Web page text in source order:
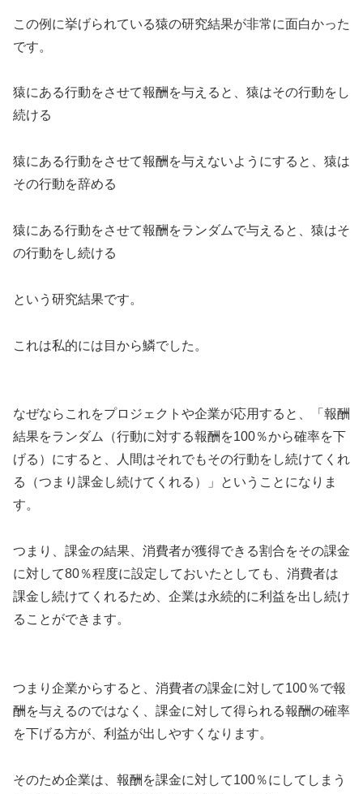
この例に挙げられている猿の研究結果が非常に面白かった
です。
猿にある行動をさせて報酬を与えると、猿はその行動をし
続ける
猿にある行動をさせて報酬を与えないようにすると、猿は
その行動を辞める
猿にある行動をさせて報酬をランダムで与えると、猿はそ
の行動をし続ける
という研究結果です。
これは私的には目から鱗でした。
なぜならこれをプロジェクトや企業が応用すると、「報酬
結果をランダム（行動に対する報酬を100％から確率を下
げる）にすると、人間はそれでもその行動をし続けてくれ
る（つまり課金し続けてくれる）」ということになりま
す。
つまり、課金の結果、消費者が獲得できる割合をその課金
に対して80％程度に設定しておいたとしても、消費者は
課金し続けてくれるため、企業は永続的に利益を出し続け
ることができます。
つまり企業からすると、消費者の課金に対して100％で報
酬を与えるのではなく、課金に対して得られる報酬の確率
を下げる方が、利益が出しやすくなります。
そのため企業は、報酬を課金に対して100％にしてしまう